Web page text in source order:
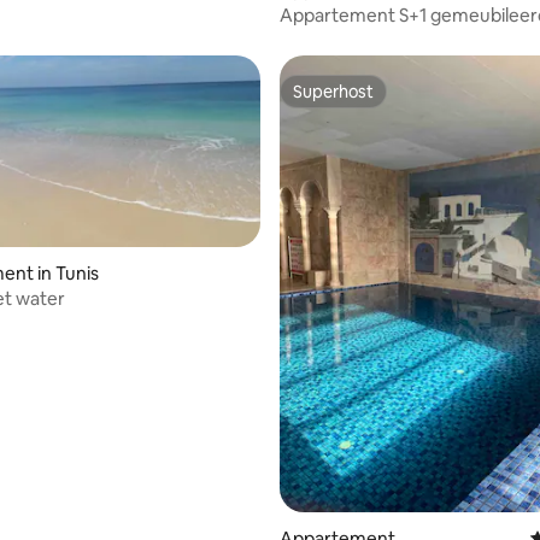
Appartement S+1
in Tunis
water
Superhost
Superhost